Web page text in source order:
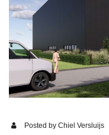
Posted by Chiel Versluijs